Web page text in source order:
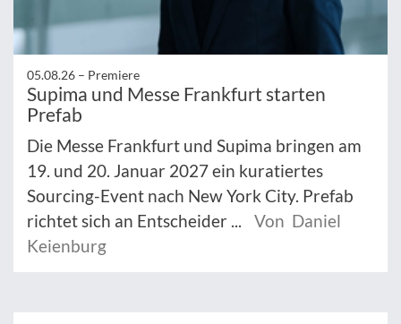
05.08.26 – Premiere
Supima und Messe Frankfurt starten
Prefab
Die Messe Frankfurt und Supima bringen am
19. und 20. Januar 2027 ein kuratiertes
Sourcing-Event nach New York City. Prefab
richtet sich an Entscheider ...
Von Daniel
Keienburg